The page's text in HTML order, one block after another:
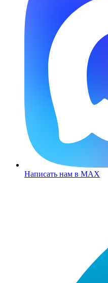
Написать нам в MAX